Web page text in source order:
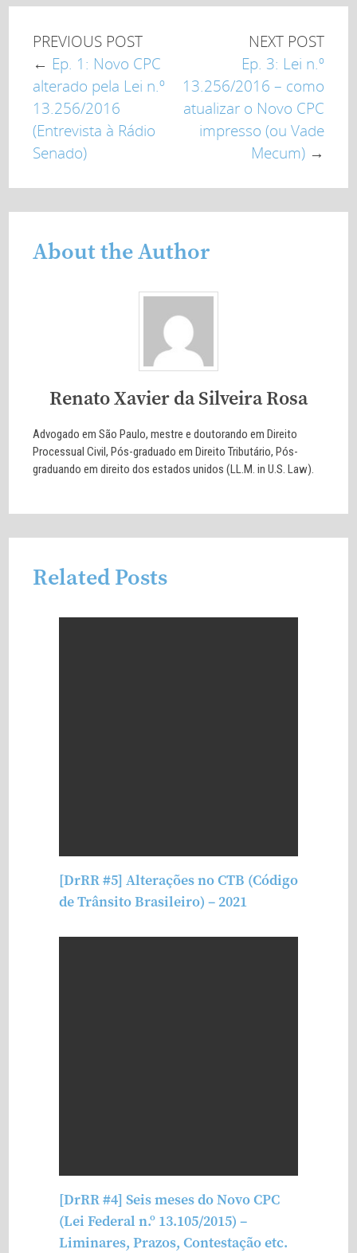
PREVIOUS POST
← Ep. 1: Novo CPC
alterado pela Lei n.º
13.256/2016
(Entrevista à Rádio
Senado)
NEXT POST
Ep. 3: Lei n.º
13.256/2016 – como
atualizar o Novo CPC
impresso (ou Vade
Mecum)→
About the Author
Renato Xavier da Silveira Rosa
Advogado em São Paulo, mestre e doutorando em Direito
Processual Civil, Pós-graduado em Direito Tributário, Pós-
graduando em direito dos estados unidos (LL.M. in U.S. Law).
Related Posts
[DrRR #5] Alterações no CTB (Código
de Trânsito Brasileiro) – 2021
[DrRR #4] Seis meses do Novo CPC
(Lei Federal n.º 13.105/2015) –
Liminares, Prazos, Contestação etc.